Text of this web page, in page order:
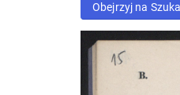
Obejrzyj na